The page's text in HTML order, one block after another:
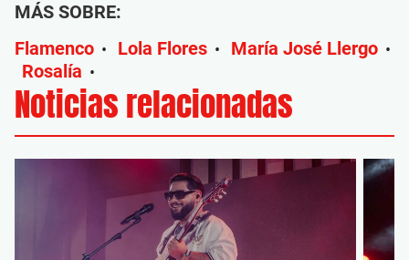
MÁS SOBRE:
Flamenco • Lola Flores • María José Llergo •
Rosalía •
Noticias relacionadas